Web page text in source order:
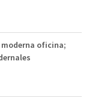
moderna oficina;